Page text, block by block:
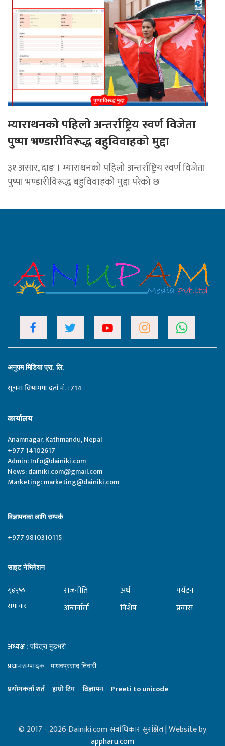
म्याराथनको पहिलो अन्तर्राष्ट्रिय स्वर्ण विजेता
पुष्पा भण्डारीविरूद्ध बहुविवाहको मुद्दा
३१ असार, दाङ । म्याराथनको पहिलो अन्तर्राष्ट्रिय स्वर्ण विजेता
पुष्पा भण्डारीविरूद्ध बहुविवाहको मुद्दा परेको छ
अनुपम मिडिया प्रा. लि.
सूचना विभागमा दर्ता नं. : 714
कार्यालय
Anamnagar, Kathmandu, Nepal
+977 14102617
Admin:Info@dainiki.com
News:dainiki.com@gmail.com
Marketing:marketing@dainiki.com
विज्ञापनका लागि सम्पर्क
+977 9810310115
साइट नेभिगेशन
गृहपृष्‍ठ
समाचार
राजनीति
अन्तर्वार्ता
अर्थ
विशेष
पर्यटन
प्रवास
अध्यक्ष : पवित्रा मुडभरी
प्रधानसम्पादक : माधवप्रसाद तिवारी
प्रयाेगकर्ता शर्त हाम्राे टिम विज्ञापन Preeti to unicode
© 2017 - 2026 Dainiki.com सर्वाधिकार सुरक्षित | Website by
appharu.com